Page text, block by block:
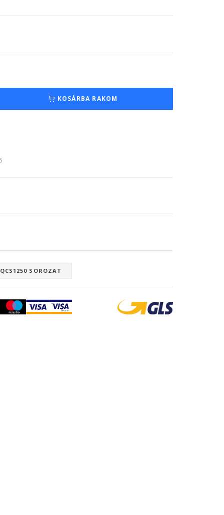
KOSÁRBA RAKOM
SOROZAT